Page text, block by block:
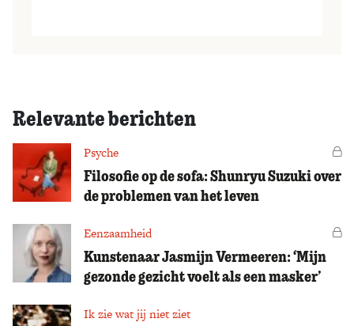
Relevante berichten
Psyche
Filosofie op de sofa: Shunryu Suzuki over
de problemen van het leven
Eenzaamheid
Kunstenaar Jasmijn Vermeeren: ‘Mijn
gezonde gezicht voelt als een masker’
Ik zie wat jij niet ziet